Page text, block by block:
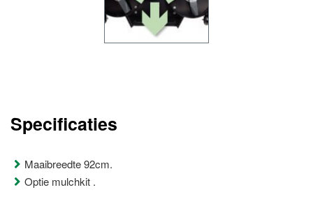
Specificaties
Maaibreedte 92cm.
Optie mulchkit .